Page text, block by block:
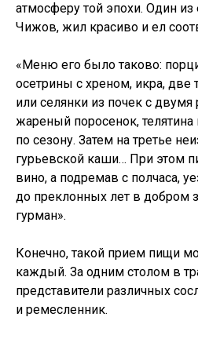
атмосферу той эпохи. Один из
Чижов, жил красиво и ел
«Меню его было таково:
осетрины с хреном, икра, две
или селянки из почек с двумя
жареный поросенок,
по сезону. Затем на третье
гурьевской каши… При этом
вино, а подремав с полчаса,
до преклонных лет в добром
гурман».
Конечно, такой прием пищи
каждый. За одним столом в
представители различных
и ремесленник.